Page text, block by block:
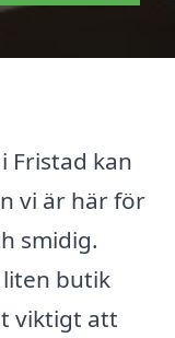
Fristad kan
vi är här för
smidig.
butik
viktigt att